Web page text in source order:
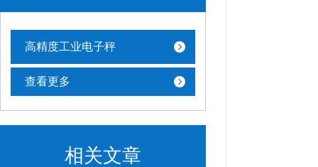
高精度工业电子秤
查看更多
相关文章